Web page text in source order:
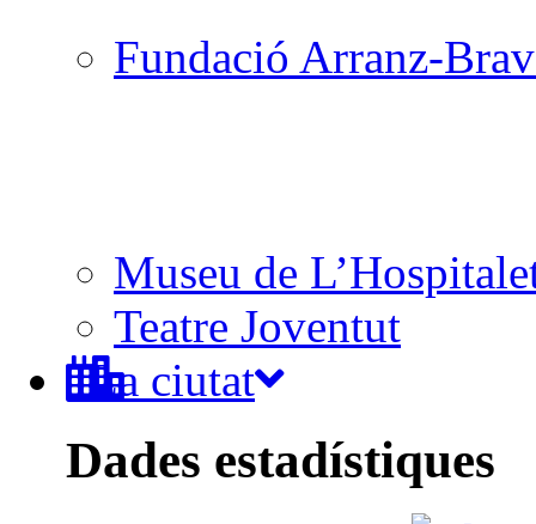
Fundació Arranz-
Museu de
Teatre Joventut
La ciutat
Dades estadístiques